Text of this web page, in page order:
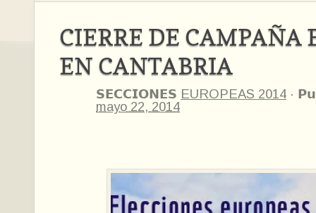
CIERRE DE CAMPAÑA
EN CANTABRIA
𝗦𝗘𝗖𝗖𝗜𝗢𝗡𝗘𝗦 EUROPEAS 2014 ·
mayo 22, 2014